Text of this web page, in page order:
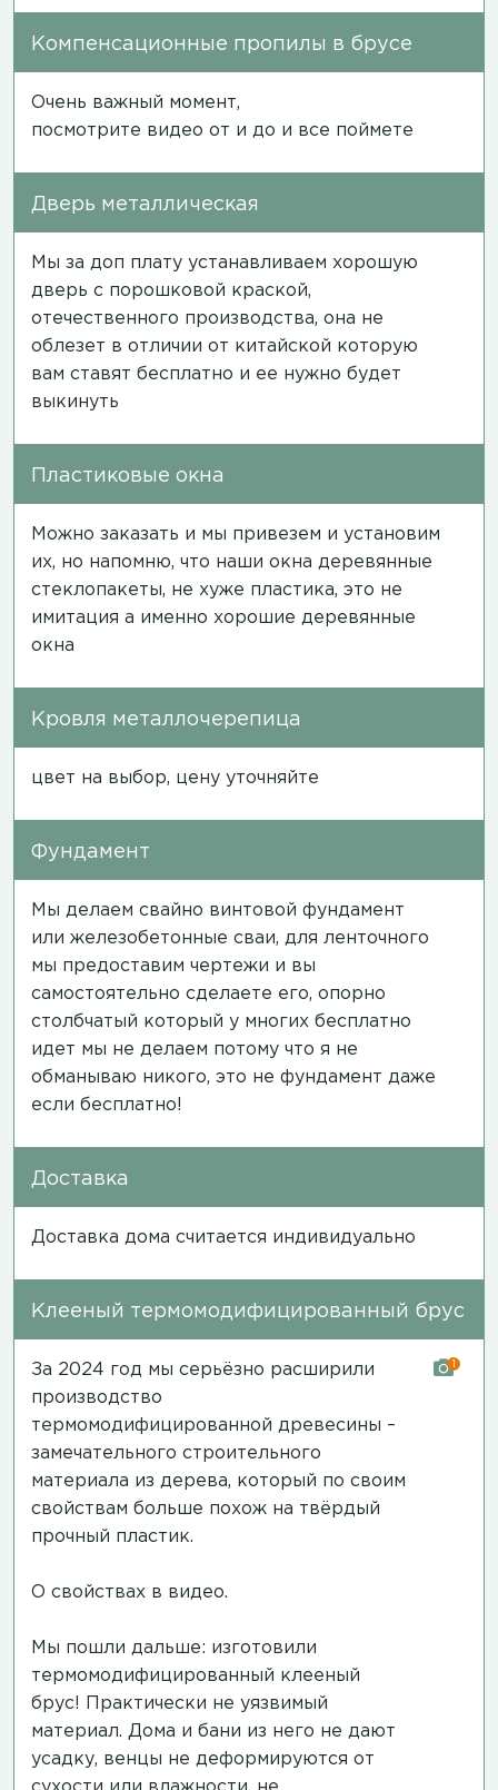
Компенсационные пропилы в брусе
Очень важный момент,
посмотрите видео от и до и все поймете
Дверь металлическая
Мы за доп плату устанавливаем хорошую
дверь с порошковой краской,
отечественного производства, она не
облезет в отличии от китайской которую
вам ставят бесплатно и ее нужно будет
выкинуть
Пластиковые окна
Можно заказать и мы привезем и установим
их, но напомню, что наши окна деревянные
стеклопакеты, не хуже пластика, это не
имитация а именно хорошие деревянные
окна
Кровля металлочерепица
цвет на выбор, цену уточняйте
Фундамент
Мы делаем свайно винтовой фундамент
или железобетонные сваи, для ленточного
мы предоставим чертежи и вы
самостоятельно сделаете его, опорно
столбчатый который у многих бесплатно
идет мы не делаем потому что я не
обманываю никого, это не фундамент даже
если бесплатно!
Доставка
Доставка дома считается индивидуально
Клееный термомодифицированный брус
За 2024 год мы серьёзно расширили
производство
термомодифицированной древесины –
замечательного строительного
материала из дерева, который по своим
свойствам больше похож на твёрдый
прочный пластик.
О свойствах в видео.
Мы пошли дальше: изготовили
термомодифицированный клееный
брус! Практически не уязвимый
материал. Дома и бани из него не дают
усадку, венцы не деформируются от
1